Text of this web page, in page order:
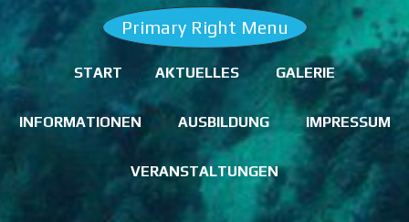
Primary Right Menu
START AKTUELLES GALERIE
INFORMATIONEN AUSBILDUNG IMPRESSUM
VERANSTALTUNGEN